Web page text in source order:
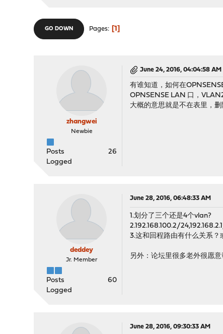
GO DOWN Pages 1
zhangwei
Newbie
Posts
26
Logged
June 24, 2016, 04:04:58 AM
有谁知道，如何在
OPNSENSE LAN 口，
大概的意思就是不在表里，
deddey
Jr. Member
Posts
60
Logged
June 28, 2016, 06:48:33 AM
1.划分了三个还是4个vlan?
2.192.168.100.2/
3.这和回程路由有什么关系？
另外：论坛里很多老外很愿
June 28, 2016, 09:30:33 AM